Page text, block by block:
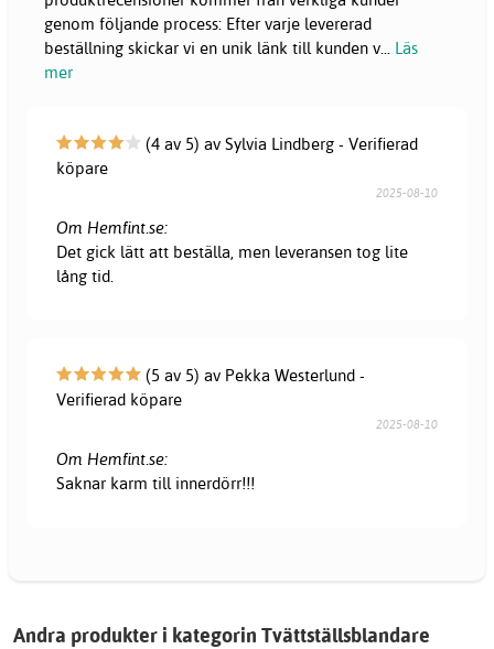
genom följande process: Efter varje levererad
beställning skickar vi en unik länk till kunden v... Läs
mer
(4 av 5) av Sylvia Lindberg - Verifierad
köpare
2025-08-10
Om Hemfint.se:
Det gick lätt att beställa, men leveransen tog lite
lång tid.
(5 av 5) av Pekka Westerlund -
Verifierad köpare
2025-08-10
Om Hemfint.se:
Saknar karm till innerdörr!!!
Andra produkter i kategorin Tvättställsblandare